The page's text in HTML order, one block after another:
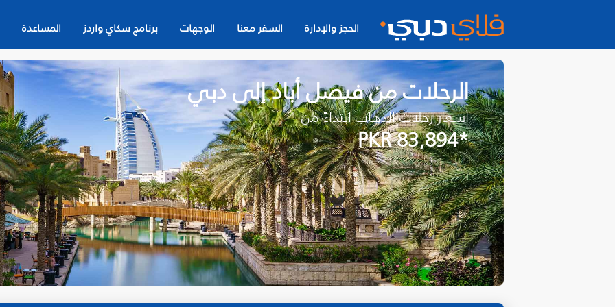
الحجز والإدارة السفر معنا الوجهات برنامج سكاي واردز المساعدة
الرحلات من فيصل أباد إلى دبي
أسعار رحلات الذهاب ابتداءً من
*PKR 83,894